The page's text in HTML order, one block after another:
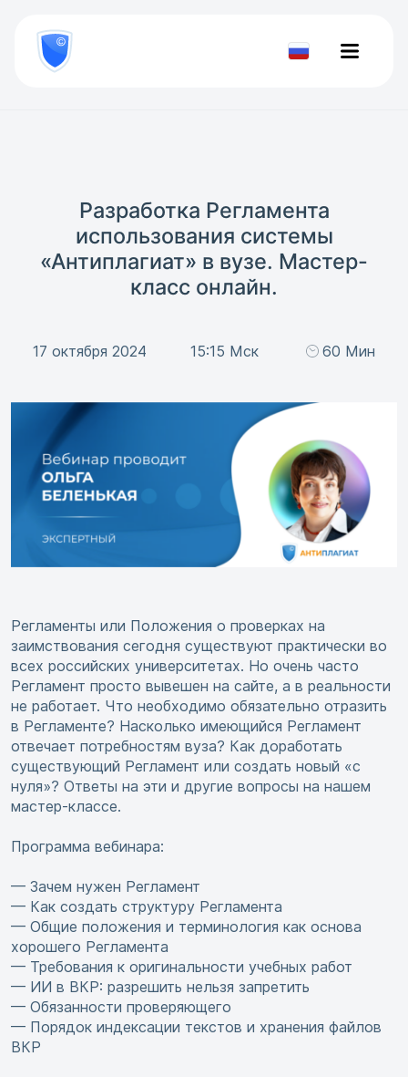
800
777-
81-Проверить
Разработка Регламента
использования системы
«Антиплагиат» в вузе. Мастер-
класс онлайн.
17 октября 2024 15:15 Мск 60 Мин
Регламенты или Положения о проверках на
заимствования сегодня существуют практически во
всех российских университетах. Но очень часто
Регламент просто вывешен на сайте, а в реальности
не работает. Что необходимо обязательно отразить
в Регламенте? Насколько имеющийся Регламент
отвечает потребностям вуза? Как доработать
существующий Регламент или создать новый «с
нуля»? Ответы на эти и другие вопросы на нашем
мастер-классе.
Программа вебинара:
— Зачем нужен Регламент
— Как создать структуру Регламента
— Общие положения и терминология как основа
хорошего Регламента
— Требования к оригинальности учебных работ
— ИИ в ВКР: разрешить нельзя запретить
— Обязанности проверяющего
— Порядок индексации текстов и хранения файлов
ВКР